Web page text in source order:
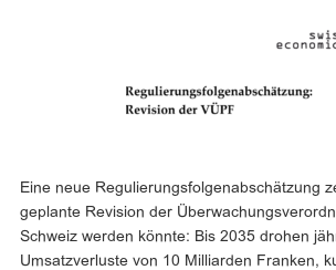
Eine neue Regulierungsfolgenabschätzung
geplante Revision der
Schweiz werden könnte: Bis 2035 drohen
Umsatzverluste von 10 Milliarden Franken,